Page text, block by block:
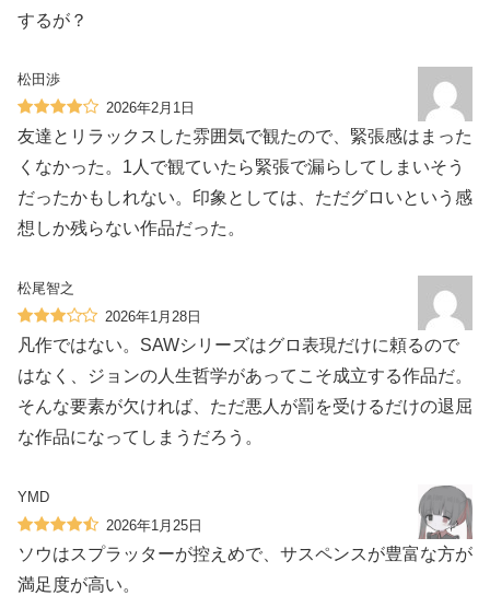
するが？
松田渉
2026年2月1日
友達とリラックスした雰囲気で観たので、緊張感はまった
くなかった。1人で観ていたら緊張で漏らしてしまいそう
だったかもしれない。印象としては、ただグロいという感
想しか残らない作品だった。
松尾智之
2026年1月28日
凡作ではない。SAWシリーズはグロ表現だけに頼るので
はなく、ジョンの人生哲学があってこそ成立する作品だ。
そんな要素が欠ければ、ただ悪人が罰を受けるだけの退屈
な作品になってしまうだろう。
YMD
2026年1月25日
ソウはスプラッターが控えめで、サスペンスが豊富な方が
満足度が高い。